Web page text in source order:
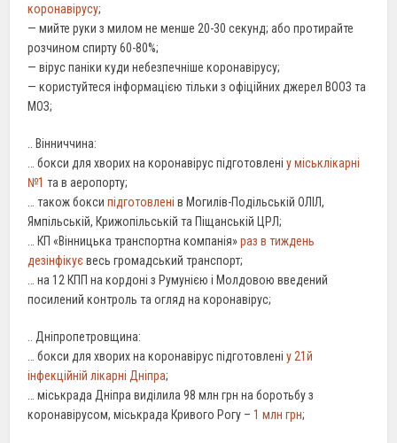
коронавірусу;
— мийте руки з милом не менше 20-30 секунд; або протирайте
розчином спирту 60-80%;
— вірус паніки куди небезпечніше коронавірусу;
— користуйтеся інформацією тільки з офіційних джерел ВООЗ та
МОЗ;
.. Вінниччина:
… бокси для хворих на коронавірус підготовленіу міськлікарні
№1 та в аеропорту;
… також боксипідготовлені в Могилів-Подільській ОЛІЛ,
Ямпільській, Крижопільській та Піщанській ЦРЛ;
… КП «Вінницька транспортна компанія»раз в тиждень
дезінфікуєвесь громадський транспорт;
… на 12 КПП на кордоні з Румунією і Молдовою введений
посилений контроль та огляд на коронавірус;
.. Дніпропетровщина:
… бокси для хворих на коронавірус підготовленіу 21й
інфекційній лікарні Дніпра;
… міськрада Дніпра виділила 98 млн грн на боротьбу з
коронавірусом, міськрада Кривого Рогу –1 млн грн;